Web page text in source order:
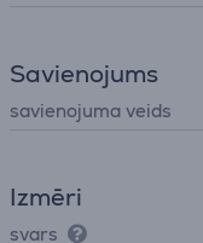
Savienojums
savienojuma veids
Izmēri
svars